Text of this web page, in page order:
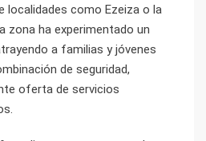
localidades como Ezeiza o la
zona ha experimentado un
a familias y jóvenes
de seguridad,
oferta de servicios